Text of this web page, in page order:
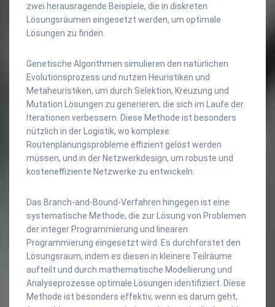
zwei herausragende Beispiele, die in diskreten
Lösungsräumen eingesetzt werden, um optimale
Lösungen zu finden.
Genetische Algorithmen simulieren den natürlichen
Evolutionsprozess und nutzen Heuristiken und
Metaheuristiken, um durch Selektion, Kreuzung und
Mutation Lösungen zu generieren, die sich im Laufe der
Iterationen verbessern. Diese Methode ist besonders
nützlich in der Logistik, wo komplexe
Routenplanungsprobleme effizient gelöst werden
müssen, und in der Netzwerkdesign, um robuste und
kosteneffiziente Netzwerke zu entwickeln.
Das Branch-and-Bound-Verfahren hingegen ist eine
systematische Methode, die zur Lösung von Problemen
der integer Programmierung und linearen
Programmierung eingesetzt wird. Es durchforstet den
Lösungsraum, indem es diesen in kleinere Teilräume
aufteilt und durch mathematische Modellierung und
Analyseprozesse optimale Lösungen identifiziert. Diese
Methode ist besonders effektiv, wenn es darum geht,